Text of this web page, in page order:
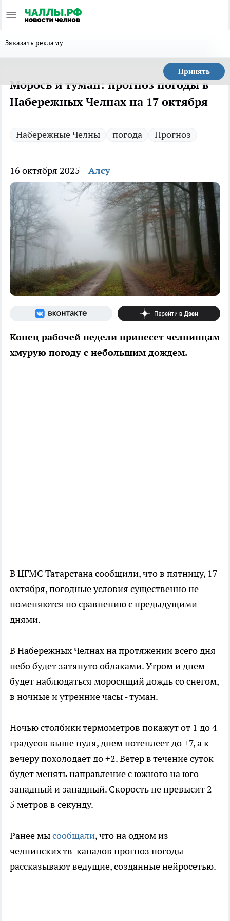
Заказать рекламу
Принять
Морось и туман: прогноз погоды в
Набережных Челнах на 17 октября
Набережные Челны погода Прогноз
16 октября 2025 Алсу
Конец рабочей недели принесет челнинцам
хмурую погоду с небольшим дождем.
В ЦГМС Татарстана сообщили, что в пятницу, 17
октября, погодные условия существенно не
поменяются по сравнению с предыдущими
днями.
В Набережных Челнах на протяжении всего дня
небо будет затянуто облаками. Утром и днем
будет наблюдаться моросящий дождь со снегом,
в ночные и утренние часы - туман.
Ночью столбики термометров покажут от 1 до 4
градусов выше нуля, днем потеплеет до +7, а к
вечеру похолодает до +2. Ветер в течение суток
будет менять направление с южного на юго-
западный и западный. Скорость не превысит 2-
5 метров в секунду.
Ранее мысообщали, что на одном из
челнинских тв-каналов прогноз погоды
рассказывают ведущие, созданные нейросетью.